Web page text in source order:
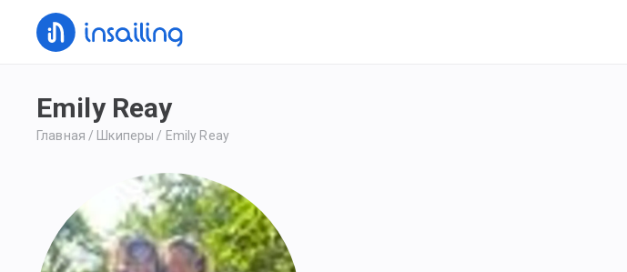
Emily Reay
Главная / Шкиперы / Emily Reay